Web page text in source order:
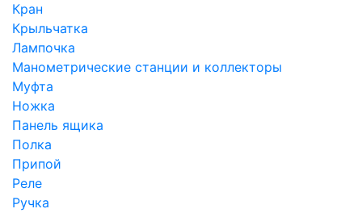
Кран
Крыльчатка
Лампочка
Манометрические станции и коллекторы
Муфта
Ножка
Панель ящика
Полка
Припой
Реле
Ручка